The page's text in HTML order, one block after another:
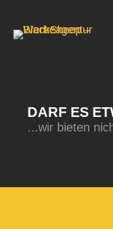
DARF ES
...wir bieten